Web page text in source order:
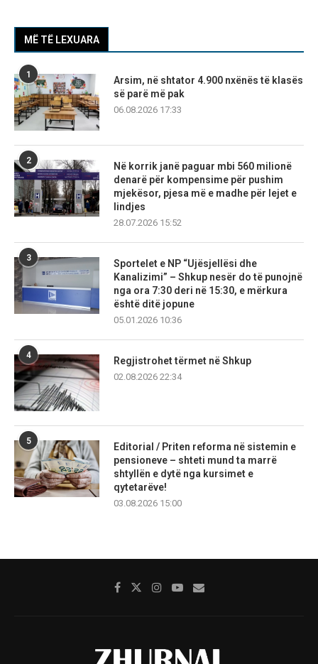
MË TË LEXUARA
1
Arsim, në shtator 4.900 nxënës të klasës
së parë më pak
06.08.2026 17:33
2
Në korrik janë paguar mbi 560 milionë
denarë për kompensime për pushim
mjekësor, pjesa më e madhe për lejet e
lindjes
28.07.2026 15:52
3
Sportelet e NP “Ujësjellësi dhe
Kanalizimi” – Shkup nesër do të punojnë
nga ora 7:30 deri në 15:30, e mërkura
është ditë jopune
05.01.2026 10:36
4
Regjistrohet tërmet në Shkup
02.08.2026 22:34
5
Editorial / Priten reforma në sistemin e
pensioneve – shteti mund ta marrë
shtyllën e dytë nga kursimet e
qytetarëve!
03.08.2026 15:00